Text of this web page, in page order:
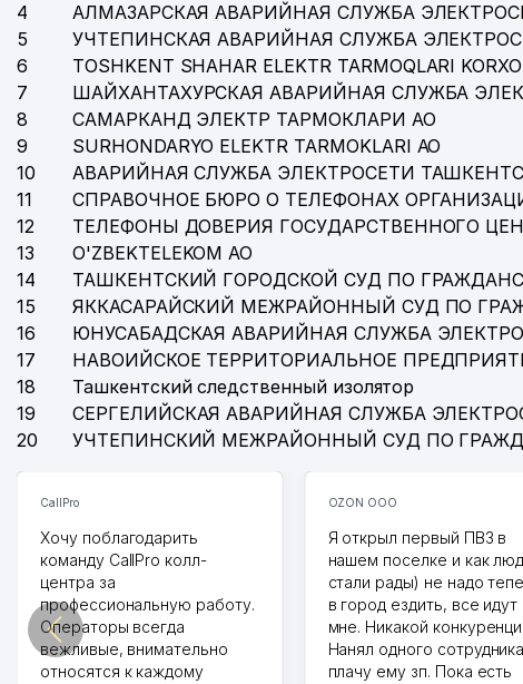
4
АЛМАЗАРСКАЯ АВАРИЙНАЯ СЛУЖБА
5
УЧТЕПИНСКАЯ АВАРИЙНАЯ СЛУЖБА
6
TOSHKENT SHAHAR ELEKTR TARMOQLARI
7
ШАЙХАНТАХУРСКАЯ АВАРИЙНАЯ СЛУЖБА
8
САМАРКАНД ЭЛЕКТР ТАРМОКЛАРИ АО
9
SURHONDARYO ELEKTR TARMOKLARI АО
10
АВАРИЙНАЯ СЛУЖБА ЭЛЕКТРОСЕТИ
11
СПРАВОЧНОЕ БЮРО О ТЕЛЕФОНАХ
12
ТЕЛЕФОНЫ ДОВЕРИЯ ГОСУДАРСТВЕННОГО
13
O'ZBEKTELEKOM АО
14
ТАШКЕНТСКИЙ ГОРОДСКОЙ СУД ПО
15
ЯККАСАРАЙСКИЙ МЕЖРАЙОННЫЙ СУД ПО
16
ЮНУСАБАДСКАЯ АВАРИЙНАЯ СЛУЖБА
17
НАВОИЙСКОЕ ТЕРРИТОРИАЛЬНОЕ
18
Ташкентский следственный изолятор
19
СЕРГЕЛИЙСКАЯ АВАРИЙНАЯ СЛУЖБА
20
УЧТЕПИНСКИЙ МЕЖРАЙОННЫЙ СУД ПО
CallPro
Хочу поблагодарить
команду CallPro колл-
центра за
профессиональную работу.
Операторы всегда
вежливые, внимательно
относятся к каждому
OZON ООО
Я открыл первый ПВЗ в
нашем поселке и как
стали рады) не надо
в город ездить, все идут
мне. Никакой
Нанял одного
плачу ему зп. Пока есть